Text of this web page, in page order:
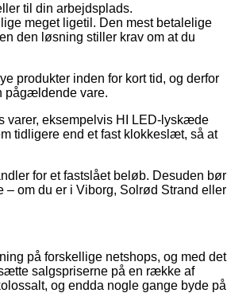
til din arbejdsplads.
meget ligetil. Den mest betalelige
den løsning stiller krav om at du
produkter inden for kort tid, og derfor
pågældende vare.
varer, eksempelvis HI LED-lyskæde
tidligere end et fast klokkeslæt, så at
for et fastslået beløb. Desuden bør
om du er i Viborg, Solrød Strand eller
på forskellige netshops, og med det
salgspriserne på en række af
og endda nogle gange byde på